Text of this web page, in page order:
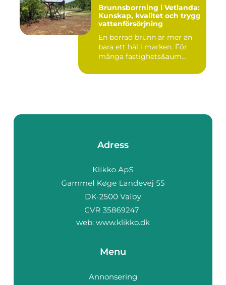
Brunnsborrning i Vetlanda:
Kunskap, kvalitet och trygg
vattenförsörjning
En borrad brunn är mer än
bara ett hål i marken. För
många fastighets&aum...
Adress
web: www.klikko.dk
Menu
Annonsering